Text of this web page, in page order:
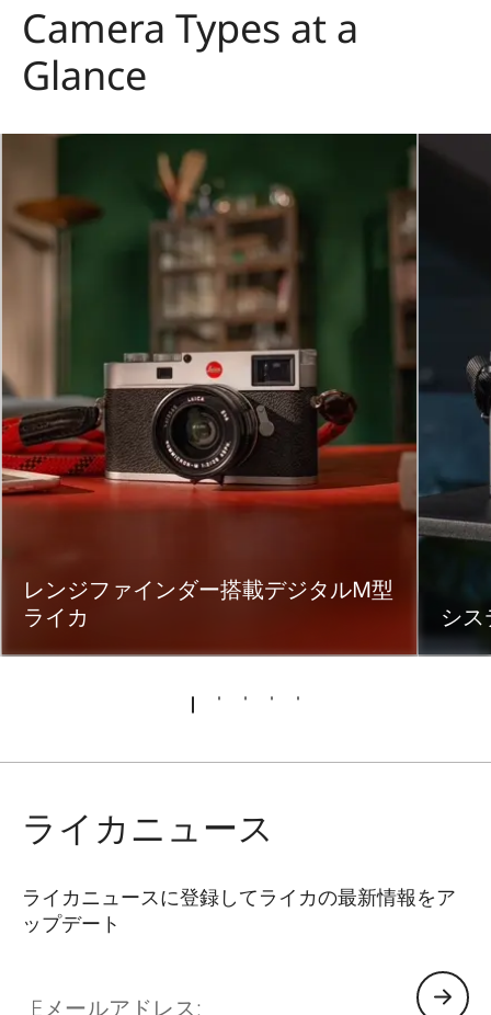
Camera Types at a
Glance
レンジファインダー搭載デジタルM型
ライカ
シ
ライカニュース
ライカニュースに登録してライカの最新情報をア
ップデート